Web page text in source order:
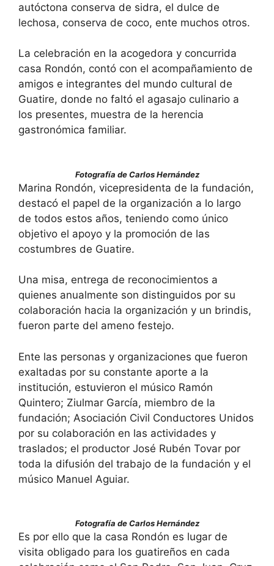
autóctona conserva de sidra, el dulce de
lechosa, conserva de coco, ente muchos otros.
La celebración en la acogedora y concurrida
casa Rondón, contó con el acompañamiento de
amigos e integrantes del mundo cultural de
Guatire, donde no faltó el agasajo culinario a
los presentes, muestra de la herencia
gastronómica familiar.
Fotografía de Carlos Hernández
Marina Rondón, vicepresidenta de la fundación,
destacó el papel de la organización a lo largo
de todos estos años, teniendo como único
objetivo el apoyo y la promoción de las
costumbres de Guatire.
Una misa, entrega de reconocimientos a
quienes anualmente son distinguidos por su
colaboración hacia la organización y un brindis,
fueron parte del ameno festejo.
Ente las personas y organizaciones que fueron
exaltadas por su constante aporte a la
institución, estuvieron el músico Ramón
Quintero; Ziulmar García, miembro de la
fundación; Asociación Civil Conductores Unidos
por su colaboración en las actividades y
traslados; el productor José Rubén Tovar por
toda la difusión del trabajo de la fundación y el
músico Manuel Aguiar.
Fotografía de Carlos Hernández
Es por ello que la casa Rondón es lugar de
visita obligado para los guatireños en cada